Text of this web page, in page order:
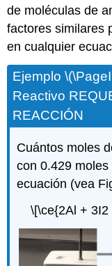
de moléculas de
factores similares
en cualquier
Ejemplo
Reactivo
REACCIÓN
Cuántos moles
con 0.429
ecuación (vea
\[\ce{2Al + 3I2